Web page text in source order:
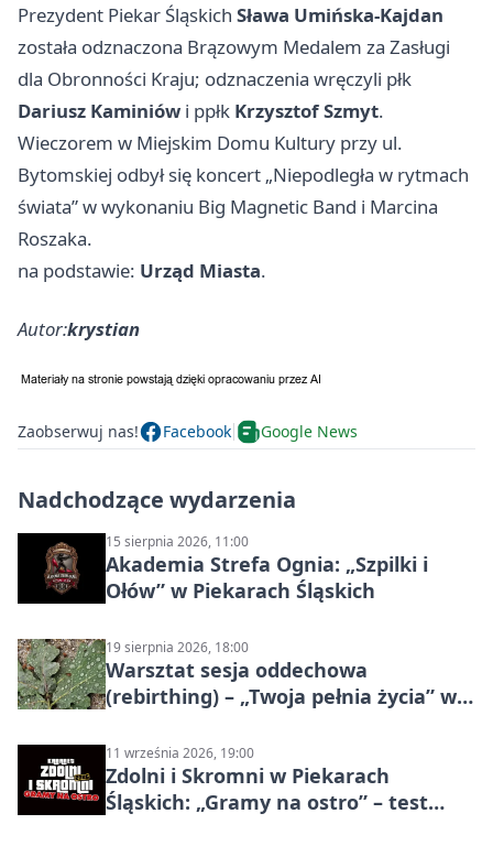
Prezydent Piekar Śląskich Sława Umińska‑Kajdan
została odznaczona Brązowym Medalem za Zasługi
dla Obronności Kraju; odznaczenia wręczyli płk
Dariusz Kaminiów i ppłk Krzysztof Szmyt.
Wieczorem w Miejskim Domu Kultury przy ul.
Bytomskiej odbył się koncert „Niepodległa w rytmach
świata” w wykonaniu Big Magnetic Band i Marcina
Roszaka.
na podstawie: Urząd Miasta.
Autor:krystian
Zaobserwuj nas! Facebook Google News
Nadchodzące wydarzenia
15 sierpnia 2026, 11:00
Akademia Strefa Ognia: „Szpilki i
Ołów” w Piekarach Śląskich
19 sierpnia 2026, 18:00
Warsztat sesja oddechowa
(rebirthing) – „Twoja pełnia życia” w
11 września 2026, 19:00
Zdolni i Skromni w Piekarach
Śląskich: „Gramy na ostro” – test